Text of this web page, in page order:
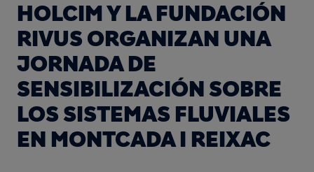
HOLCIM Y LA FUNDACIÓN
RIVUS ORGANIZAN UNA
JORNADA DE
SENSIBILIZACIÓN SOBRE
LOS SISTEMAS FLUVIALES
EN MONTCADA I REIXAC